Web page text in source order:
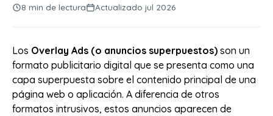
8 min de lectura Actualizado jul 2026
Los Overlay Ads (o anuncios superpuestos) son un
formato publicitario digital que se presenta como una
capa superpuesta sobre el contenido principal de una
página web o aplicación. A diferencia de otros
formatos intrusivos, estos anuncios aparecen de